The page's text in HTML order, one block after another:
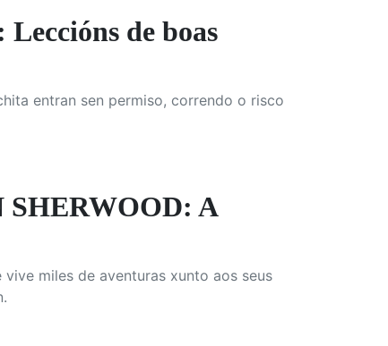
de boas
entran sen permiso, correndo o risco
SHERWOOD: A
miles de aventuras xunto aos seus